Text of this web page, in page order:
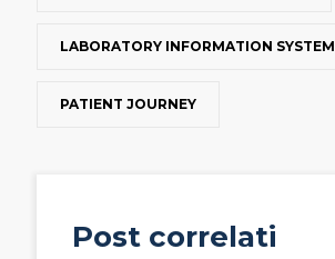
LABORATORY INFORMATION SYSTEM
PATIENT JOURNEY
Post correlati